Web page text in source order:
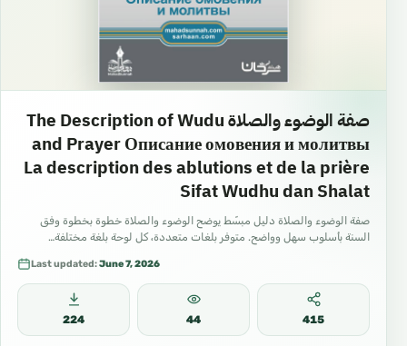
صفة الوضوء والصلاة The Description of Wudu
and Prayer Описание омовения и молитвы
La description des ablutions et de la prière
Sifat Wudhu dan Shalat
صفة الوضوء والصلاة دليل مبسّط يوضح الوضوء والصلاة خطوة بخطوة وفق
السنة بأسلوب سهل وواضح. متوفر بلغات متعددة، كل لوحة بلغة مختلفة…
Last updated:June 7, 2026
224 44 415